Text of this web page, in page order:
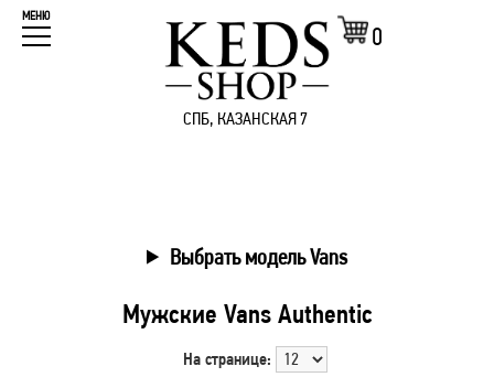
СПБ, КАЗАНСКАЯ 7
МЕНЮ
0
Выбрать модель Vans
Мужские Vans Authentic
На странице: